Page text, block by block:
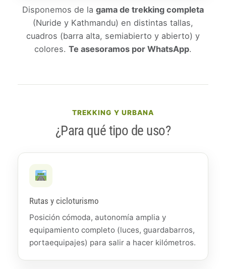
Disponemos de la gama de trekking completa
(Nuride y Kathmandu) en distintas tallas,
cuadros (barra alta, semiabierto y abierto) y
colores. Te asesoramos por WhatsApp.
TREKKING Y URBANA
¿Para qué tipo de uso?
Rutas y cicloturismo
Posición cómoda, autonomía amplia y
equipamiento completo (luces, guardabarros,
portaequipajes) para salir a hacer kilómetros.